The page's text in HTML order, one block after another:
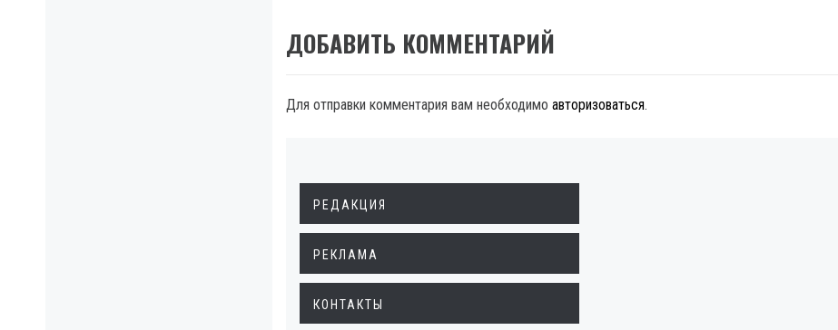
ДОБАВИТЬ КОММЕНТАРИЙ
Для отправки комментария вам необходимо авторизоваться.
РЕДАКЦИЯ
РЕКЛАМА
КОНТАКТЫ